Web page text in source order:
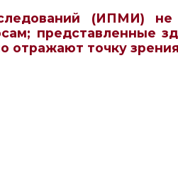
(ИПМИ) не
представленные
отражают точку